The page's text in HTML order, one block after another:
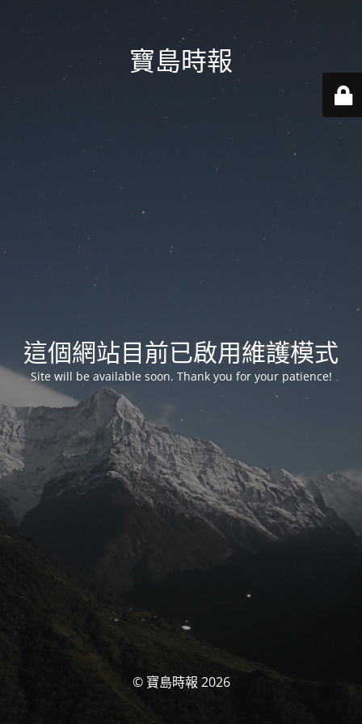
寶島時報
這個網站目前已啟用維護模式
Site will be available soon. Thank you for your patience!
© 寶島時報 2026